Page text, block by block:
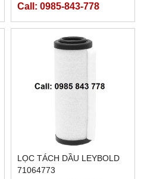
Call: 0985-843-778
LỌC TÁCH DẦU LEYBOLD
71064773